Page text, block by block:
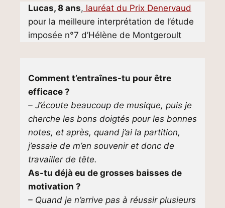
Lucas, 8 ans, lauréat du Prix Denervaud
pour la meilleure interprétation de l’étude
imposée n°7 d’Hélène de Montgeroult
Comment t’entraînes-tu pour être
efficace ?
– J’écoute beaucoup de musique, puis je
cherche les bons doigtés pour les bonnes
notes, et après, quand j’ai la partition,
j’essaie de m’en souvenir et donc de
travailler de tête.
As-tu déjà eu de grosses baisses de
motivation ?
– Quand je n’arrive pas à réussir plusieurs